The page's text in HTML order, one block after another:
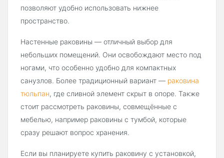
позволяют удобно использовать нижнее
пространство.
Настенные раковины — отличный выбор для
небольших помещений. Они освобождают место под
ногами, что особенно удобно для компактных
санузлов. Более традиционный вариант — раковина
тюльпан, где сливной элемент скрыт в опоре. Также
стоит рассмотреть раковины, совмещённые с
мебелью, например раковины с тумбой, которые
сразу решают вопрос хранения.
Если вы планируете купить раковину с установкой,